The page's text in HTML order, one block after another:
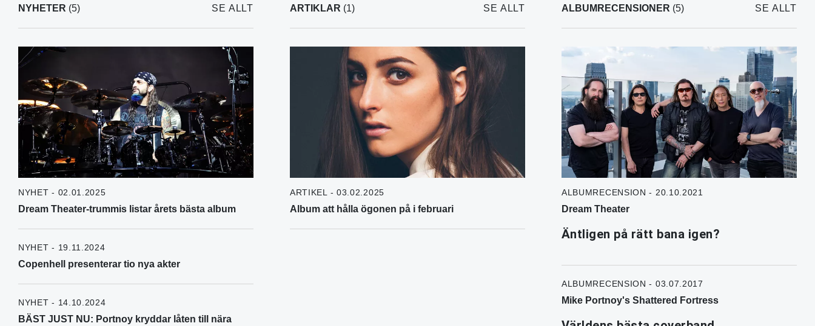
NYHETER (5) SE ALLT
NYHET - 02.01.2025
Dream Theater-trummis listar årets bästa album
NYHET - 19.11.2024
Copenhell presenterar tio nya akter
NYHET - 14.10.2024
BÄST JUST NU: Portnoy kryddar låten till nära
ARTIKLAR (1) SE ALLT
ARTIKEL - 03.02.2025
Album att hålla ögonen på i februari
ALBUMRECENSIONER (5) SE ALLT
ALBUMRECENSION - 20.10.2021
Dream Theater
Äntligen på rätt bana igen?
ALBUMRECENSION - 03.07.2017
Mike Portnoy's Shattered Fortress